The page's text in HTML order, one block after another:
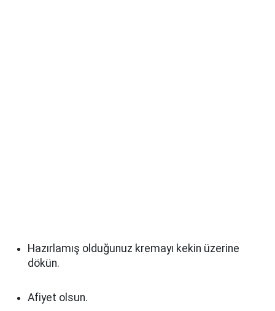
Hazırlamış olduğunuz kremayı kekin üzerine
dökün.
Afiyet olsun.